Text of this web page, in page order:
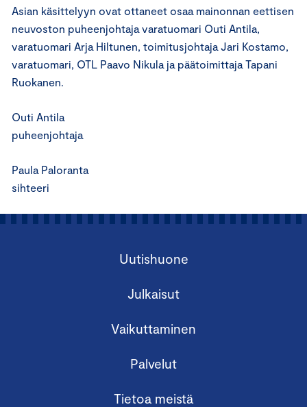
Asian käsittelyyn ovat ottaneet osaa mainonnan eettisen
neuvoston puheenjohtaja varatuomari Outi Antila,
varatuomari Arja Hiltunen, toimitusjohtaja Jari Kostamo,
varatuomari, OTL Paavo Nikula ja päätoimittaja Tapani
Ruokanen.
Outi Antila
puheenjohtaja
Paula Paloranta
sihteeri
Uutishuone
Julkaisut
Vaikuttaminen
Palvelut
Tietoa meistä